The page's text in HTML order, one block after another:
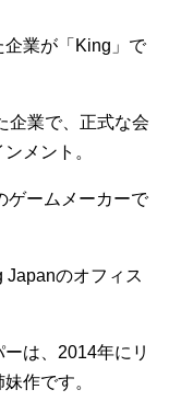
企業が「King」で
企業で、正式な会
メント。
ゲームメーカーで
Japanのオフィス
は、2014年にリ
作です。